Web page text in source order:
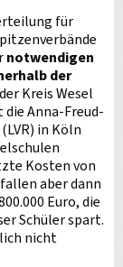
für
notwendigen
der
Kreis Wesel
Anna-Freud-
in Köln
Kosten von
aber dann
Euro, die
Schüler spart.
nicht